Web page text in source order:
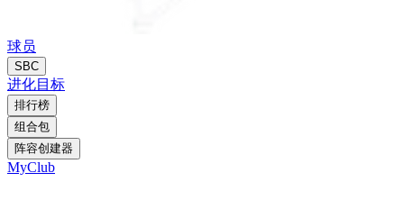
球员
SBC
进化目标
排行榜
组合包
阵容创建器
MyClub